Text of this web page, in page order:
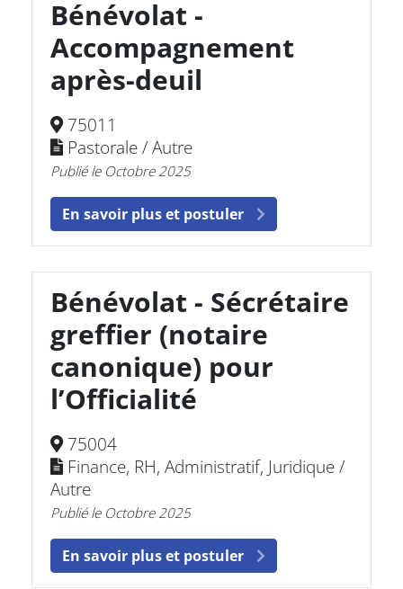
Bénévolat -
Accompagnement
après-deuil
75011
Pastorale / Autre
Publié le Octobre 2025
En savoir plus et postuler
Bénévolat - Sécrétaire
greffier (notaire
canonique) pour
l’Officialité
75004
Finance, RH, Administratif, Juridique /
Autre
Publié le Octobre 2025
En savoir plus et postuler